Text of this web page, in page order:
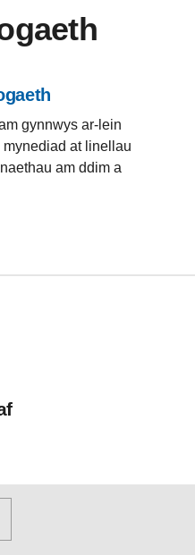
gynnwys ar-lein
at linellau
am ddim a